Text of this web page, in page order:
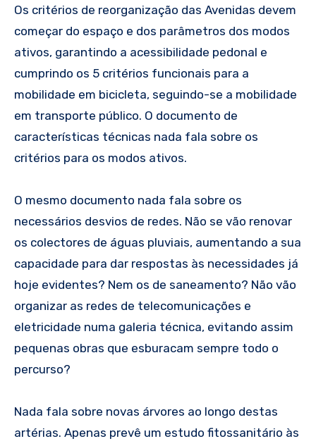
Os critérios de reorganização das Avenidas devem
começar do espaço e dos parâmetros dos modos
ativos, garantindo a acessibilidade pedonal e
cumprindo os 5 critérios funcionais para a
mobilidade em bicicleta, seguindo-se a mobilidade
em transporte público. O documento de
características técnicas nada fala sobre os
critérios para os modos ativos.
O mesmo documento nada fala sobre os
necessários desvios de redes. Não se vão renovar
os colectores de águas pluviais, aumentando a sua
capacidade para dar respostas às necessidades já
hoje evidentes? Nem os de saneamento? Não vão
organizar as redes de telecomunicações e
eletricidade numa galeria técnica, evitando assim
pequenas obras que esburacam sempre todo o
percurso?
Nada fala sobre novas árvores ao longo destas
artérias. Apenas prevê um estudo fitossanitário às